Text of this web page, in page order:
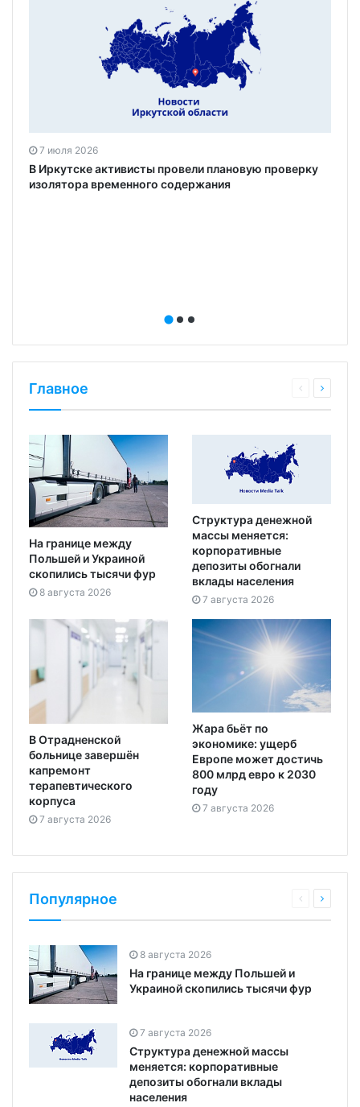
7 июля 2026
В Иркутске активисты провели плановую проверку
изолятора временного содержания
Главное
На границе между
Польшей и Украиной
скопились тысячи фур
8 августа 2026
Структура денежной
массы меняется:
корпоративные
депозиты обогнали
вклады населения
7 августа 2026
В Отрадненской
больнице завершён
капремонт
терапевтического
корпуса
7 августа 2026
Жара бьёт по
экономике: ущерб
Европе может достичь
800 млрд евро к 2030
году
7 августа 2026
Популярное
8 августа 2026
На границе между Польшей и
Украиной скопились тысячи фур
7 августа 2026
Структура денежной массы
меняется: корпоративные
депозиты обогнали вклады
населения